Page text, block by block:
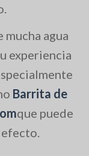
mucha agua
experiencia
Barrita de
que puede